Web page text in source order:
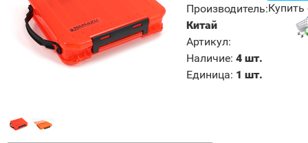
Производитель:
Китай
Артикул:
Наличие: 4 шт.
Единица: 1 шт.
Купить